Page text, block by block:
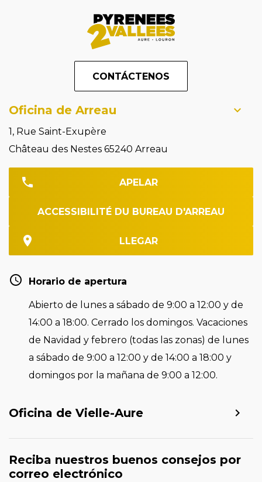
CONTÁCTENOS
Oficina de Arreau
1, Rue Saint-Exupère
Château des Nestes 65240 Arreau
APELAR
ACCESSIBILITÉ DU BUREAU D'ARREAU
LLEGAR
Horario de apertura
Abierto de lunes a sábado de 9:00 a 12:00 y de
14:00 a 18:00. Cerrado los domingos. Vacaciones
de Navidad y febrero (todas las zonas) de lunes
a sábado de 9:00 a 12:00 y de 14:00 a 18:00 y
domingos por la mañana de 9:00 a 12:00.
Oficina de Vielle-Aure
Reciba nuestros buenos consejos por
correo electrónico